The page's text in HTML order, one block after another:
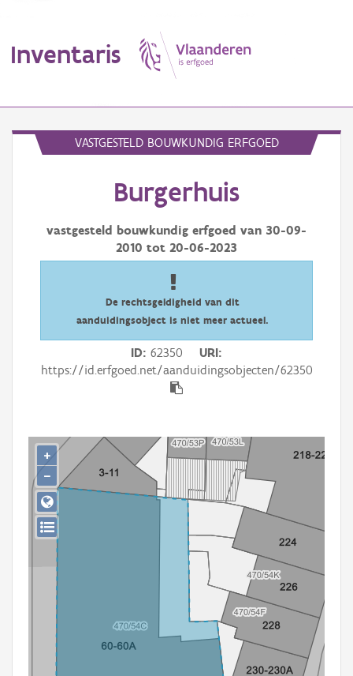
Inventaris
Aanduidingsobject
Waarneming
Persoon of collectief
Aanmelden
VASTGESTELD BOUWKUNDIG ERFGOED
Burgerhuis
vastgesteld bouwkundig erfgoed van 30-09-
2010 tot 20-06-2023
De rechtsgeldigheid van dit
aanduidingsobject is niet meer actueel.
ID 62350
URI
https://id.erfgoed.net/aanduidingsobjecten/62350
+
−